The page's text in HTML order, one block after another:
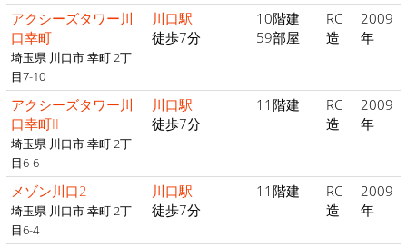
アクシーズタワー川
口幸町
埼玉県 川口市 幸町 2丁
目7-10
川口駅
徒歩7分
10階建
59部屋
RC
造
2009
年
アクシーズタワー川
口幸町II
埼玉県 川口市 幸町 2丁
目6-6
川口駅
徒歩7分
11階建
RC
造
2009
年
メゾン川口2
埼玉県 川口市 幸町 2丁
目6-4
川口駅
徒歩7分
11階建
RC
造
2009
年